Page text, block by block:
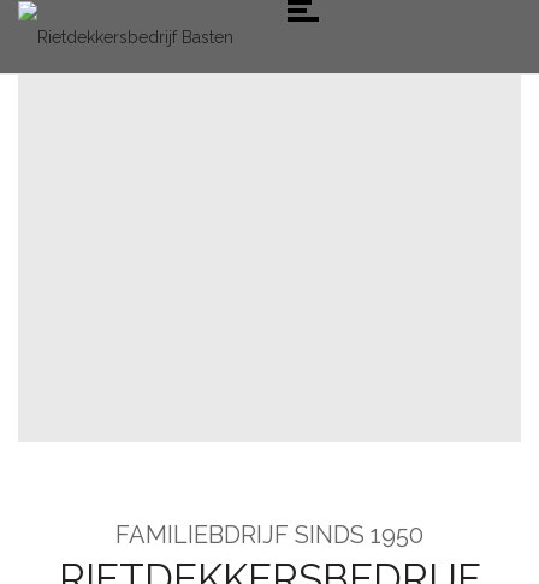
FAMILIEBDRIJF SINDS 1950